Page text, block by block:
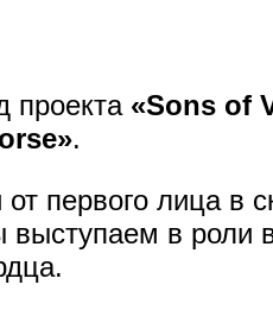
проекта «Sons of
.
от первого лица в
в роли